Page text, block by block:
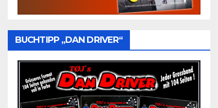
BUCHTIPP „DAN DRIVER“